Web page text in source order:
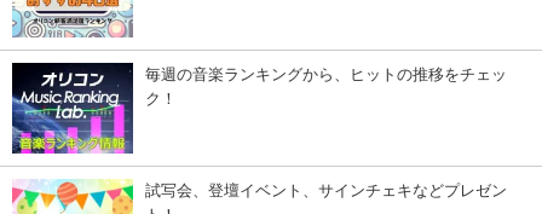
毎週の音楽ランキングから、ヒットの推移をチェッ
ク！
試写会、登壇イベント、サインチェキなどプレゼン